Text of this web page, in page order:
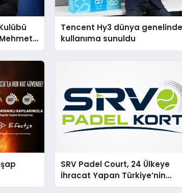
yaptığı
Tencent Hy3 dünya
kullanıma sunuldu
SRV Padel Court, 24 Ülkeye
İhracat Yapan Türkiye’nin
Padel Kortu Üretim Gücü